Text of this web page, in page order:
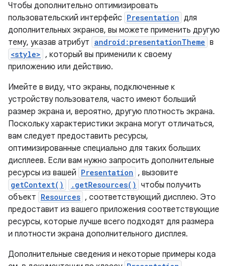
Чтобы дополнительно оптимизировать
пользовательский интерфейс Presentation для
дополнительных экранов, вы можете применить другую
тему, указав атрибут android:presentationTheme в
<style> , который вы применили к своему
приложению или действию.
Имейте в виду, что экраны, подключенные к
устройству пользователя, часто имеют больший
размер экрана и, вероятно, другую плотность экрана.
Поскольку характеристики экрана могут отличаться,
вам следует предоставить ресурсы,
оптимизированные специально для таких больших
дисплеев. Если вам нужно запросить дополнительные
ресурсы из вашей Presentation , вызовите
getContext() .getResources() чтобы получить
объект Resources , соответствующий дисплею. Это
предоставит из вашего приложения соответствующие
ресурсы, которые лучше всего подходят для размера
и плотности экрана дополнительного дисплея.
Дополнительные сведения и некоторые примеры кода